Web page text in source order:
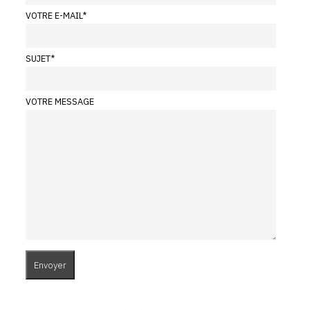
VOTRE E-MAIL*
SUJET*
VOTRE MESSAGE